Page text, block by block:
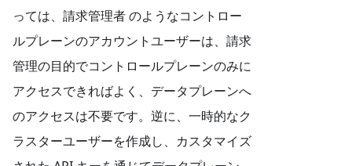
っては、請求管理者 のようなコントロー
ルプレーンのアカウントユーザーは、請求
管理の目的でコントロールプレーンのみに
アクセスできればよく、データプレーンへ
のアクセスは不要です。逆に、一時的なク
ラスターユーザーを作成し、カスタマイズ